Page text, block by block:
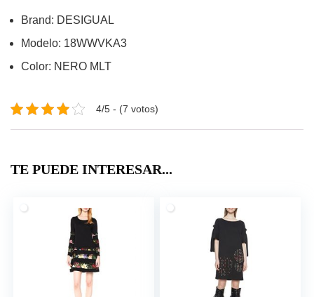
Brand: DESIGUAL
Modelo: 18WWVKA3
Color: NERO MLT
4/5 - (7 votos)
TE PUEDE INTERESAR...